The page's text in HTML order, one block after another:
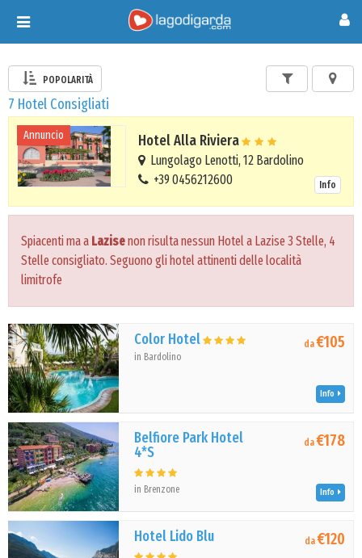
Toggle
navigation
POPOLARITÀ
7 Hotel Consigliati
Annuncio Hotel Alla Riviera
Lungolago Lenotti, 12 Bardolino
+39 0456212600
Info
Spiacenti ma a Lazisenon risulta nessun Hotel a Lazise 3 Stelle, 4
Stelle consigliato. Seguono gli hotel attinenti delle località
limitrofe
Color Hotel
in Bardolino
da€105
Info
Belfiore Park Hotel
4*S
in Brenzone
da€178
Info
Hotel Lido Blu da€120